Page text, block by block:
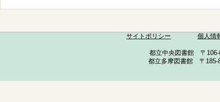
サイトポリシー 個人情
都立中央図書館 〒
都立多摩図書館 〒185-